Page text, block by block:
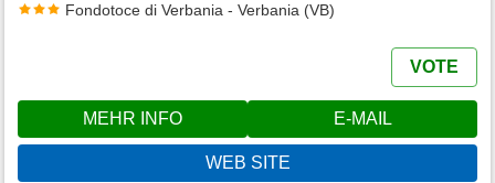
Fondotoce di Verbania - Verbania (VB)
VOTE
MEHR INFO E-MAIL
WEB SITE